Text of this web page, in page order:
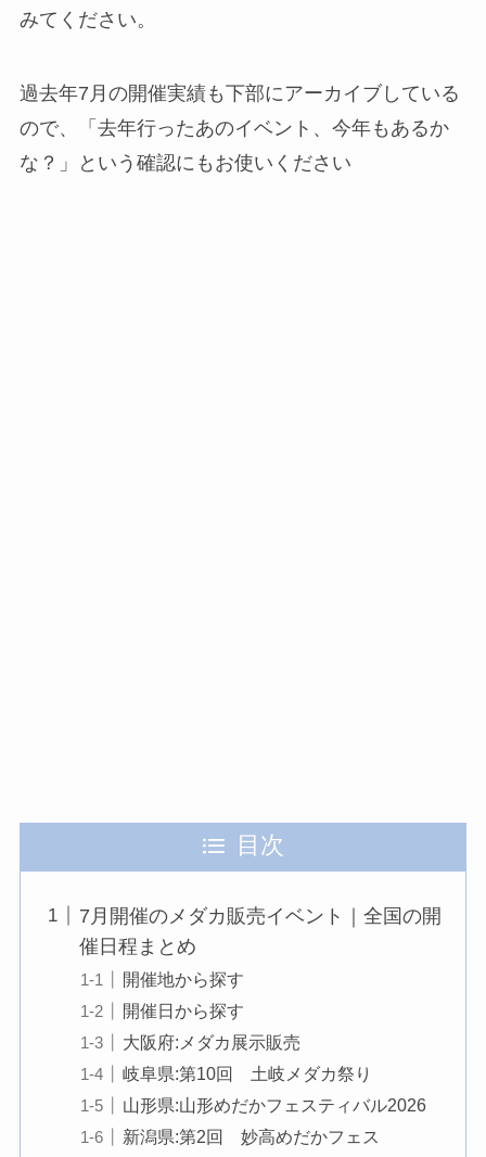
みてください。
過去年7月の開催実績も下部にアーカイブしている
ので、「去年行ったあのイベント、今年もあるか
な？」という確認にもお使いください
目次
7月開催のメダカ販売イベント｜全国の開
催日程まとめ
開催地から探す
開催日から探す
大阪府:メダカ展示販売
岐阜県:第10回 土岐メダカ祭り
山形県:山形めだかフェスティバル2026
新潟県:第2回 妙高めだかフェス